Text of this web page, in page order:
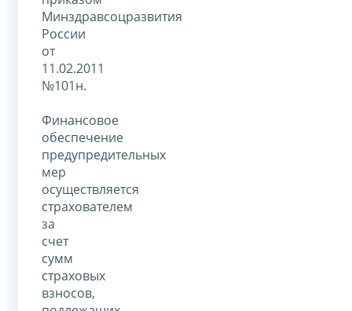
Минздравсоцразвития
России
от
11.02.2011
№101н.
Финансовое
обеспечение
предупредительных
мер
осуществляется
страхователем
за
счет
сумм
страховых
взносов,